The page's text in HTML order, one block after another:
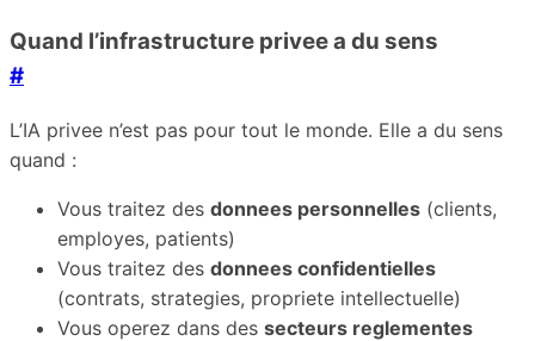
Quand l’infrastructure privee a du sens
#
L’IA privee n’est pas pour tout le monde. Elle a du sens
quand :
Vous traitez des donnees personnelles (clients,
employes, patients)
Vous traitez des donnees confidentielles
(contrats, strategies, propriete intellectuelle)
Vous operez dans des secteurs reglementes